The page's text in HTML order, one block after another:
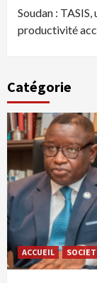
Soudan :
productivité
Catégorie
ACCUEIL